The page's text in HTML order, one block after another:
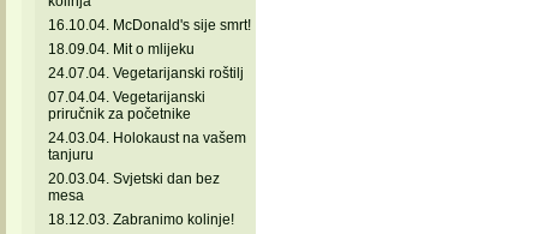
16.10.04. McDonald's sije smrt!
18.09.04. Mit o mlijeku
24.07.04. Vegetarijanski roštilj
07.04.04. Vegetarijanski
priručnik za početnike
24.03.04. Holokaust na vašem
tanjuru
20.03.04. Svjetski dan bez
mesa
18.12.03. Zabranimo kolinje!